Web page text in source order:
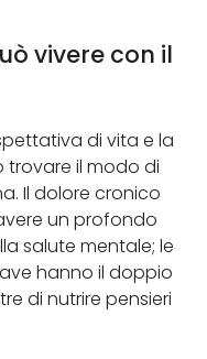
vivere con il
di vita e la
il modo di
Il dolore cronico
un profondo
salute mentale; le
hanno il doppio
di nutrire pensieri